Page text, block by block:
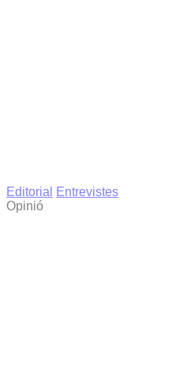
Editorial
Entrevistes
Opinió